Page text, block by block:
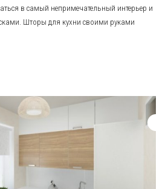
в самый непримечательный интерьер и
Шторы для кухни своими руками